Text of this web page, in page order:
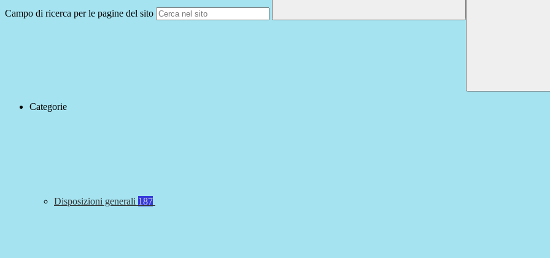
Campo di ricerca per le pagine del sito
Categorie
Disposizioni generali 187